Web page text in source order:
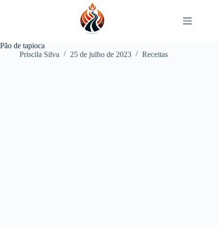
Pão de tapioca
Priscila Silva
25 de julho de 2023 Receitas